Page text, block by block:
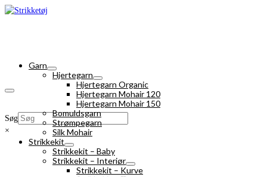
Søg
×
Garn
Hjertegarn
Hjertegarn Organic
Hjertegarn Mohair 120
Hjertegarn Mohair 150
Bomuldsgarn
Strømpegarn
Silk Mohair
Strikkekit
Strikkekit – Baby
Strikkekit – Interiør
Strikkekit – Kurve